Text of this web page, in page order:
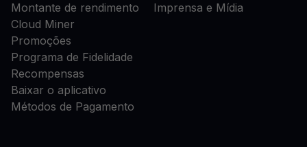
Montante de rendimento
Cloud Miner
Promoções
Programa de Fidelidade
Recompensas
Baixar o aplicativo
Métodos de Pagamento
Imprensa e Mídia